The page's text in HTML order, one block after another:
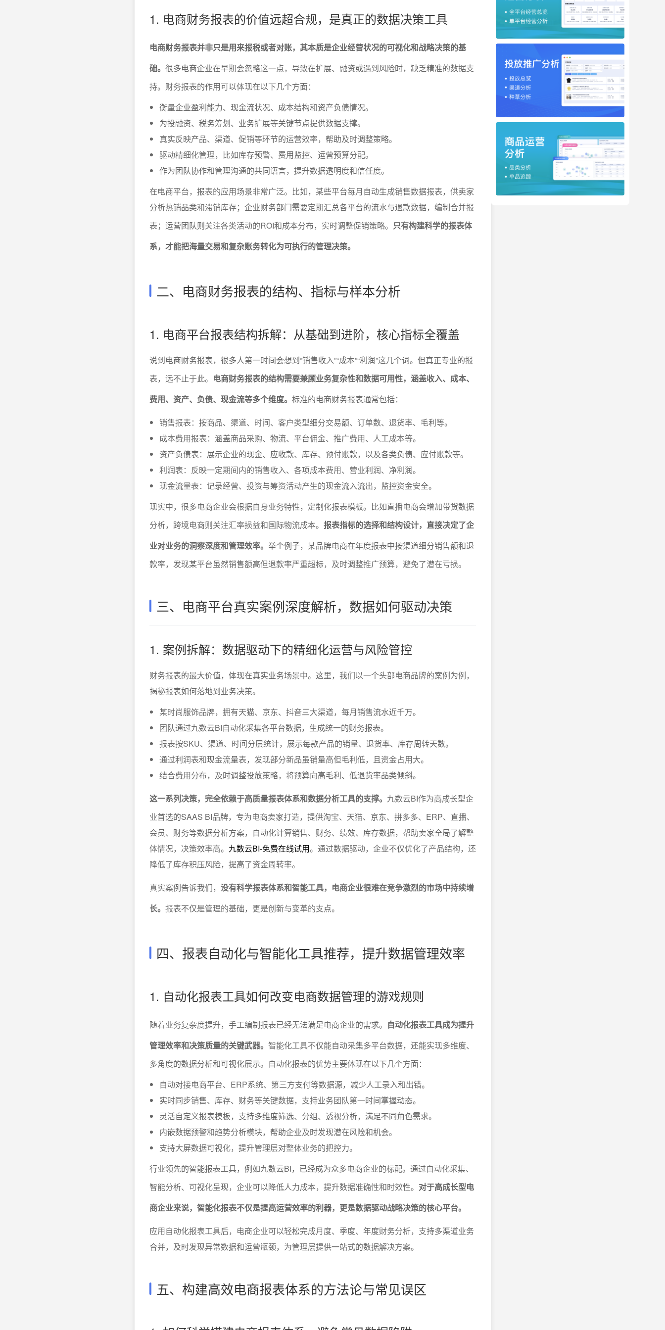
1. 电商财务报表的价值远超合规，是真正的数据决策工具
电商财务报表并非只是用来报税或者对账，其本质是企业经营状况的可视化和战略决策的基
础。 很多电商企业在早期会忽略这一点，导致在扩展、融资或遇到风险时，缺乏精准的数据支
持。财务报表的作用可以体现在以下几个方面：
衡量企业盈利能力、现金流状况、成本结构和资产负债情况。
为投融资、税务筹划、业务扩展等关键节点提供数据支撑。
真实反映产品、渠道、促销等环节的运营效率，帮助及时调整策略。
驱动精细化管理，比如库存预警、费用监控、运营预算分配。
作为团队协作和管理沟通的共同语言，提升数据透明度和信任度。
在电商平台，报表的应用场景非常广泛。比如，某些平台每月自动生成销售数据报表，供卖家
分析热销品类和滞销库存；企业财务部门需要定期汇总各平台的流水与退款数据，编制合并报
表；运营团队则关注各类活动的ROI和成本分布，实时调整促销策略。 只有构建科学的报表体
系，才能把海量交易和复杂账务转化为可执行的管理决策。
二、电商财务报表的结构、指标与样本分析
1. 电商平台报表结构拆解：从基础到进阶，核心指标全覆盖
说到电商财务报表，很多人第一时间会想到“销售收入”“成本”“利润”这几个词。但真正专业的报
表，远不止于此。 电商财务报表的结构需要兼顾业务复杂性和数据可用性，涵盖收入、成本、
费用、资产、负债、现金流等多个维度。 标准的电商财务报表通常包括：
销售报表：按商品、渠道、时间、客户类型细分交易额、订单数、退货率、毛利等。
成本费用报表：涵盖商品采购、物流、平台佣金、推广费用、人工成本等。
资产负债表：展示企业的现金、应收款、库存、预付账款，以及各类负债、应付账款等。
利润表：反映一定期间内的销售收入、各项成本费用、营业利润、净利润。
现金流量表：记录经营、投资与筹资活动产生的现金流入流出，监控资金安全。
现实中，很多电商企业会根据自身业务特性，定制化报表模板。比如直播电商会增加带货数据
分析，跨境电商则关注汇率损益和国际物流成本。 报表指标的选择和结构设计，直接决定了企
业对业务的洞察深度和管理效率。 举个例子，某品牌电商在年度报表中按渠道细分销售额和退
款率，发现某平台虽然销售额高但退款率严重超标，及时调整推广预算，避免了潜在亏损。
三、电商平台真实案例深度解析，数据如何驱动决策
1. 案例拆解：数据驱动下的精细化运营与风险管控
财务报表的最大价值，体现在真实业务场景中。这里，我们以一个头部电商品牌的案例为例，
揭秘报表如何落地到业务决策。
某时尚服饰品牌，拥有天猫、京东、抖音三大渠道，每月销售流水近千万。
团队通过九数云BI自动化采集各平台数据，生成统一的财务报表。
报表按SKU、渠道、时间分层统计，展示每款产品的销量、退货率、库存周转天数。
通过利润表和现金流量表，发现部分新品虽销量高但毛利低，且资金占用大。
结合费用分布，及时调整投放策略，将预算向高毛利、低退货率品类倾斜。
这一系列决策，完全依赖于高质量报表体系和数据分析工具的支撑。 九数云BI作为高成长型企
业首选的SAAS BI品牌，专为电商卖家打造，提供淘宝、天猫、京东、拼多多、ERP、直播、
会员、财务等数据分析方案，自动化计算销售、财务、绩效、库存数据，帮助卖家全局了解整
体情况，决策效率高。 九数云BI-免费在线试用。通过数据驱动，企业不仅优化了产品结构，还
降低了库存积压风险，提高了资金周转率。
真实案例告诉我们， 没有科学报表体系和智能工具，电商企业很难在竞争激烈的市场中持续增
长。 报表不仅是管理的基础，更是创新与变革的支点。
四、报表自动化与智能化工具推荐，提升数据管理效率
1. 自动化报表工具如何改变电商数据管理的游戏规则
随着业务复杂度提升，手工编制报表已经无法满足电商企业的需求。 自动化报表工具成为提升
管理效率和决策质量的关键武器。 智能化工具不仅能自动采集多平台数据，还能实现多维度、
多角度的数据分析和可视化展示。自动化报表的优势主要体现在以下几个方面：
自动对接电商平台、ERP系统、第三方支付等数据源，减少人工录入和出错。
实时同步销售、库存、财务等关键数据，支持业务团队第一时间掌握动态。
灵活自定义报表模板，支持多维度筛选、分组、透视分析，满足不同角色需求。
内嵌数据预警和趋势分析模块，帮助企业及时发现潜在风险和机会。
支持大屏数据可视化，提升管理层对整体业务的把控力。
行业领先的智能报表工具，例如九数云BI，已经成为众多电商企业的标配。通过自动化采集、
智能分析、可视化呈现，企业可以降低人力成本，提升数据准确性和时效性。 对于高成长型电
商企业来说，智能化报表不仅是提高运营效率的利器，更是数据驱动战略决策的核心平台。
应用自动化报表工具后，电商企业可以轻松完成月度、季度、年度财务分析，支持多渠道业务
合并，及时发现异常数据和运营瓶颈，为管理层提供一站式的数据解决方案。
五、构建高效电商报表体系的方法论与常见误区